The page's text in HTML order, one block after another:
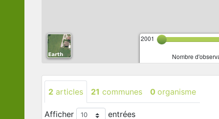
2001
Nombre
2 articles 21 communes 0 organisme
Afficher entrées